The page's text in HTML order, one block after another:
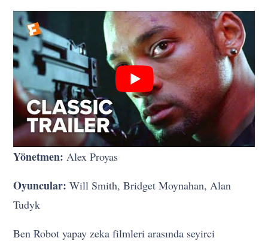
Yönetmen: Alex Proyas
Oyuncular: Will Smith, Bridget Moynahan, Alan
Tudyk
Ben Robot yapay zeka filmleri arasında seyirci